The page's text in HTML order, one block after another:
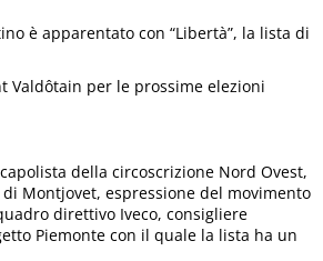
è apparentato con “Libertà”, la lista di
Valdôtain per le prossime elezioni
della circoscrizione Nord Ovest,
Montjovet, espressione del movimento
direttivo Iveco, consigliere
Piemonte con il quale la lista ha un